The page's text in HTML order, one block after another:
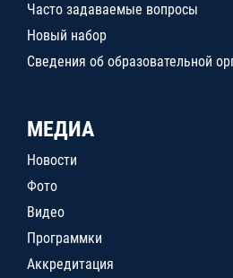
Часто задаваемые вопросы
Новый набор
Сведения об образовательной
МЕДИА
Новости
Фото
Видео
Программки
Аккредитация